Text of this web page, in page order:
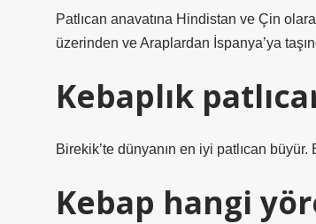
Patlıcan anavatına Hindistan ve Çin
üzerinden ve Araplardan İspanya’ya
Kebaplık
Birekik’te dünyanın en iyi patlıcan
Kebap hangi